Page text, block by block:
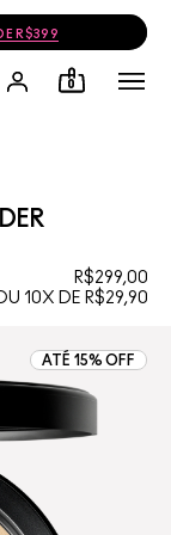
R$399
0
R$299,00
10X DE R$29,90
ATÉ 15% OFF